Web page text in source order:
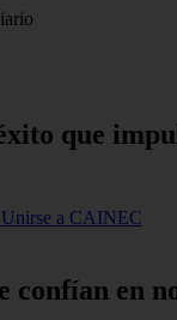
que
Unirse a CAINEC
confían en